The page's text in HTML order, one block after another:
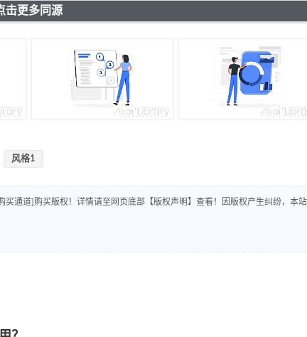
击更多同源
风格1
通道]购买版权！详情请至网页底部【版权声明】查看！因版权产生纠纷，本站